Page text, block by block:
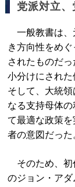
党派対立
一般教書は、
き方向性をめ
されたものだ
小分けにされた
そして、大統
なる支持母体
て最適な政策
者の意図だった
そのため、初
のジョン・ア